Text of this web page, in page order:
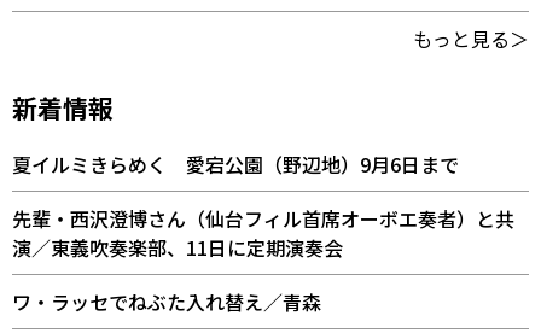
もっと見る＞
新着情報
夏イルミきらめく 愛宕公園（野辺地）9月6日まで
先輩・西沢澄博さん（仙台フィル首席オーボエ奏者）と共
演／東義吹奏楽部、11日に定期演奏会
ワ・ラッセでねぶた入れ替え／青森